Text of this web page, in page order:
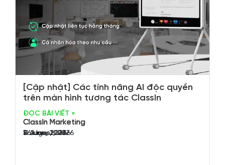
[Cập nhật] Các tính năng AI độc quyền
trên màn hình tương tác ClassIn
ĐỌC BÀI VIẾT »
ClassIn Marketing
4 August, 2026
ClassIn Marketing
26 June, 2026
ClassIn Marketing
11 June, 2026
ClassIn Marketing
5 June, 2026